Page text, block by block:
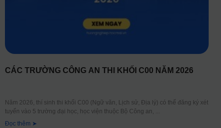
CÁC TRƯỜNG CÔNG AN THI KHỐI C00 NĂM 2026
Năm 2026, thí sinh thi khối C00 (Ngữ văn, Lịch sử, Địa lý) có thể đăng ký xét
tuyển vào 5 trường đại học, học viện thuộc Bộ Công an,
Đọc thêm ➤